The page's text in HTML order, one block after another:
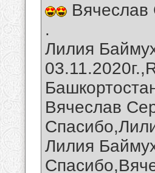
Вячеслав
.
Лилия
Вячеслав
Лилия